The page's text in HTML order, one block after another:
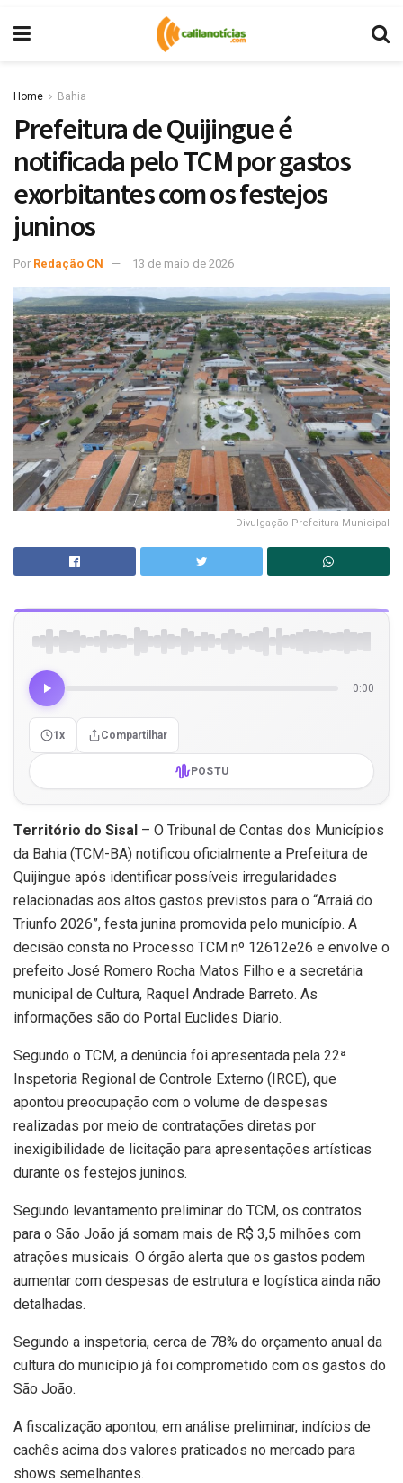
Home Bahia
Prefeitura de Quijingue é
notificada pelo TCM por gastos
exorbitantes com os festejos
juninos
Por Redação CN 13 de maio de 2026
Divulgação Prefeitura Municipal
0:00
1x Compartilhar
POSTU
Território do Sisal – O Tribunal de Contas dos Municípios
da Bahia (TCM-BA) notificou oficialmente a Prefeitura de
Quijingue após identificar possíveis irregularidades
relacionadas aos altos gastos previstos para o “Arraiá do
Triunfo 2026”, festa junina promovida pelo município. A
decisão consta no Processo TCM nº 12612e26 e envolve o
prefeito José Romero Rocha Matos Filho e a secretária
municipal de Cultura, Raquel Andrade Barreto. As
informações são do Portal Euclides Diario.
Segundo o TCM, a denúncia foi apresentada pela 22ª
Inspetoria Regional de Controle Externo (IRCE), que
apontou preocupação com o volume de despesas
realizadas por meio de contratações diretas por
inexigibilidade de licitação para apresentações artísticas
durante os festejos juninos.
Segundo levantamento preliminar do TCM, os contratos
para o São João já somam mais de R$ 3,5 milhões com
atrações musicais. O órgão alerta que os gastos podem
aumentar com despesas de estrutura e logística ainda não
detalhadas.
Segundo a inspetoria, cerca de 78% do orçamento anual da
cultura do município já foi comprometido com os gastos do
São João.
A fiscalização apontou, em análise preliminar, indícios de
cachês acima dos valores praticados no mercado para
shows semelhantes.